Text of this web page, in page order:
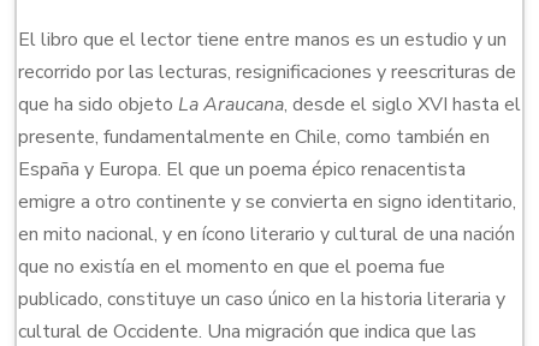
El libro que el lector tiene entre manos es un estudio y un
recorrido por las lecturas, resignificaciones y reescrituras de
que ha sido objeto La Araucana, desde el siglo XVI hasta el
presente, fundamentalmente en Chile, como también en
España y Europa. El que un poema épico renacentista
emigre a otro continente y se convierta en signo identitario,
en mito nacional, y en ícono literario y cultural de una nación
que no existía en el momento en que el poema fue
publicado, constituye un caso único en la historia literaria y
cultural de Occidente. Una migración que indica que las